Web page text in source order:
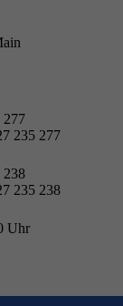
277
235 277
238
235 238
Uhr